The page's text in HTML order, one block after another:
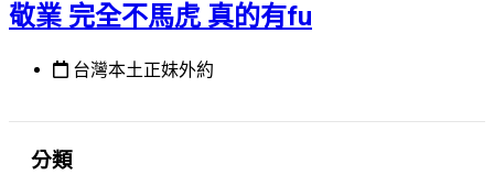
敬業 完全不馬虎 真的有fu
台灣本土正妹外約
分類